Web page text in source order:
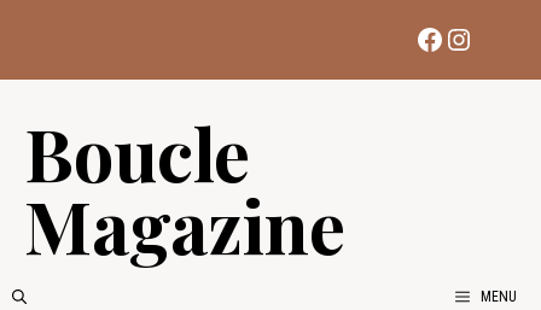
contenu
Facebook
Boucle
Magazine
MENU